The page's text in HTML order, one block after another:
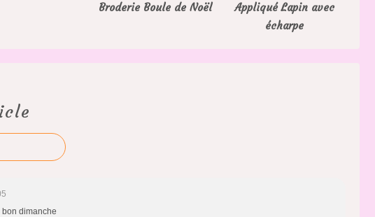
Broderie Boule de Noël
Appliqué Lapin avec
écharpe
bon dimanche